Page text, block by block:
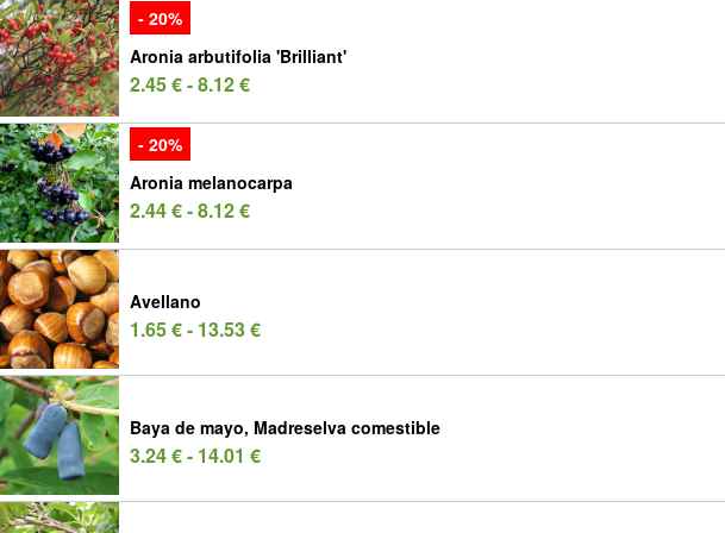
- 20%
Aronia arbutifolia 'Brilliant'
2.45 € - 8.12 €
- 20%
Aronia melanocarpa
2.44 € - 8.12 €
Avellano
1.65 € - 13.53 €
Baya de mayo, Madreselva comestible
3.24 € - 14.01 €